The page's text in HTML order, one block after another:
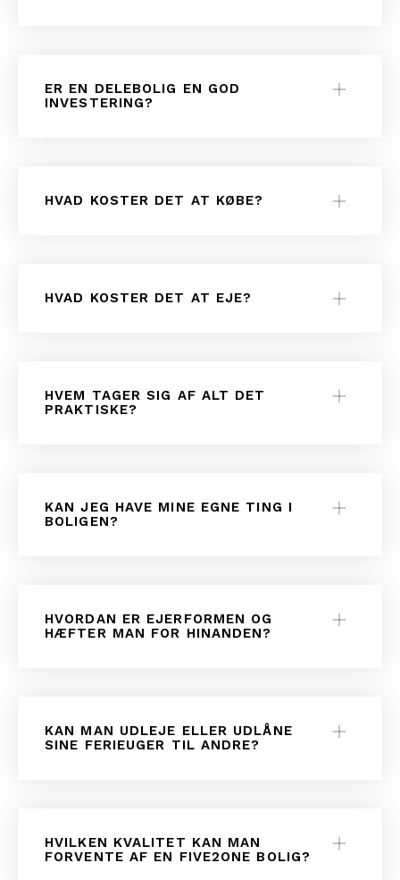
ER EN DELEBOLIG EN GOD
INVESTERING?
HVAD KOSTER DET AT KØBE?
HVAD KOSTER DET AT EJE?
HVEM TAGER SIG AF ALT DET
PRAKTISKE?
KAN JEG HAVE MINE EGNE TING I
BOLIGEN?
HVORDAN ER EJERFORMEN OG
HÆFTER MAN FOR HINANDEN?
KAN MAN UDLEJE ELLER UDLÅNE
SINE FERIEUGER TIL ANDRE?
HVILKEN KVALITET KAN MAN
FORVENTE AF EN FIVE2ONE BOLIG?